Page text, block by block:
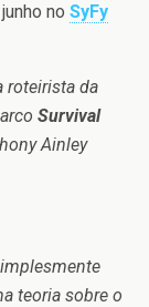
no SyFy
roteirista da
Survival
Ainley
teoria sobre o